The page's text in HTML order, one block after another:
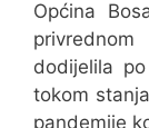
Općina
dodijelila
tokom
pandemije